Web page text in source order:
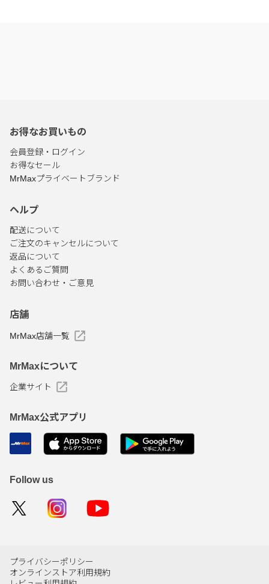
お得なお買いもの
会員登録・ログイン
お得なセール
MrMaxプライベートブランド
ヘルプ
配送について
ご注文のキャンセルについて
返品について
よくあるご質問
お問い合わせ・ご意見
店舗
MrMax店舗一覧
MrMaxについて
企業サイト
MrMax公式アプリ
Follow us
プライバシーポリシー
オンラインストア利用規約